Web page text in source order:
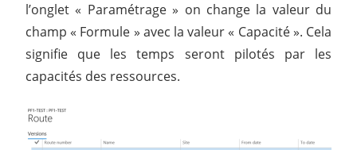
l’onglet « Paramétrage » on change la valeur du
champ « Formule » avec la valeur « Capacité ». Cela
signifie que les temps seront pilotés par les
capacités des ressources.